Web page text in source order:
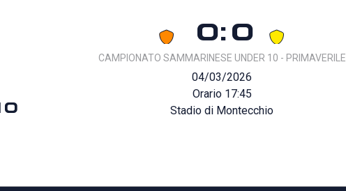
0:0
CAMPIONATO SAMMARINESE UNDER 10 - PRIMAVERILE
04/03/2026
Orario 17:45
Stadio di Montecchio